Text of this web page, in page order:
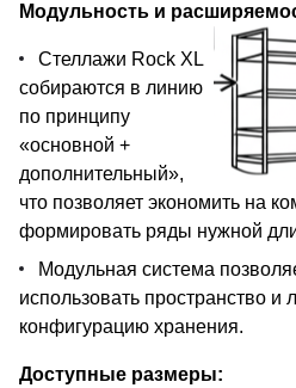
Модульность и
Стеллажи Rock XL
собираются в линию
по принципу
«основной +
дополнительный»,
что позволяет экономить на
формировать ряды нужной
Модульная система
использовать пространство и
конфигурацию хранения.
Доступные размеры: